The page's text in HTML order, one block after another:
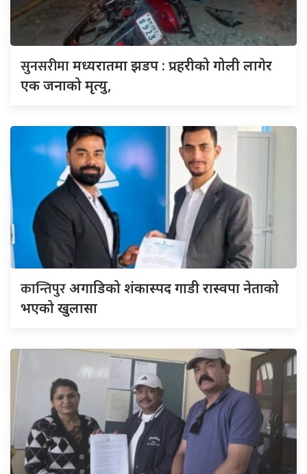
सुनसरीमामध्यरातमा झडप : प्रहरीको गोली लागेर
एक जनाको मृत्यु,
कान्तिपुरअगाडिको शंकास्पद गाडी रास्वपा नेताको
भएको खुलासा